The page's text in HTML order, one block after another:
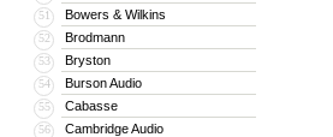
51 Bowers & Wilkins
52 Brodmann
53 Bryston
54 Burson Audio
55 Cabasse
56 Cambridge Audio